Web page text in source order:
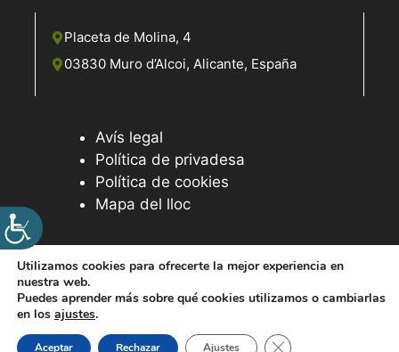
Placeta de Molina, 4
03830 Muro d’Alcoi, Alicante, España
Avís legal
Política de privadesa
Política de cookies
Mapa del lloc
© 2026 Web desenvolupada pel Servei d'Informàtica de
Utilizamos cookies para ofrecerte la mejor experiencia en
nuestra web.
Puedes aprender más sobre qué cookies utilizamos o cambiarlas
en los ajustes.
Aceptar Rechazar Ajustes Tanca el bàner de